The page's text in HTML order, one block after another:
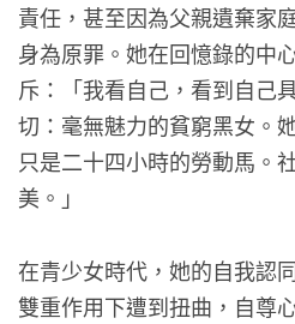
責任，甚至因為父親遺棄家
身為原罪。她在回憶錄的中
斥：「我看自己，看到自己
切：毫無魅力的貧窮黑女。
只是二十四小時的勞動馬。
美。」
在青少女時代，她的自我認
雙重作用下遭到扭曲，自尊